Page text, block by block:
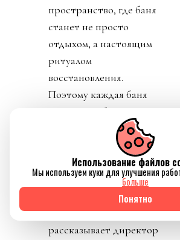
пространство, где баня
станет не просто
отдыхом, а настоящим
ритуалом
восстановления.
Поэтому каждая баня
получила собственную
историю, характер и
программу, чтобы
каждый гость мог
выбрать именно то
состояние, которое ему
сейчас необходимо», —
рассказывает директор
Использование файлов
Мы используем куки для улучшения
больше
Понятно